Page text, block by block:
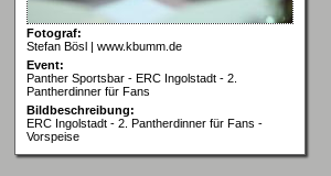
Fotograf:
Stefan Bösl | www.kbumm.de
Event:
Panther Sportsbar - ERC Ingolstadt - 2.
Pantherdinner für Fans
Bildbeschreibung:
ERC Ingolstadt - 2. Pantherdinner für Fans -
Vorspeise